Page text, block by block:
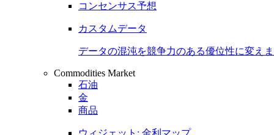
コンセンサス予想
カスタムデータ
データの混沌を競争力のある優位性に変え
Commodities Market
石油
金
商品
ウィジェット: 金利マップ